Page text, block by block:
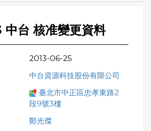
台 核准變更資料
2013-06-25
中台資源科技股份有限公司
臺北市中正區忠孝東路2
段9號3樓
鄭光傑